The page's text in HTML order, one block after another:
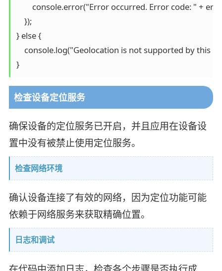
console.error("Error occurred. Error code: " +
    });
} else {
console.log("Geolocation is not supported by this
}
检查设备定位服务
确保设备的定位服务已开启，并且应用在设备设
置中没有被禁止使用定位服务。
检查网络环境
确认设备连接了有效的网络，因为定位功能可能
依赖于网络服务来获取精确位置。
日志和调试